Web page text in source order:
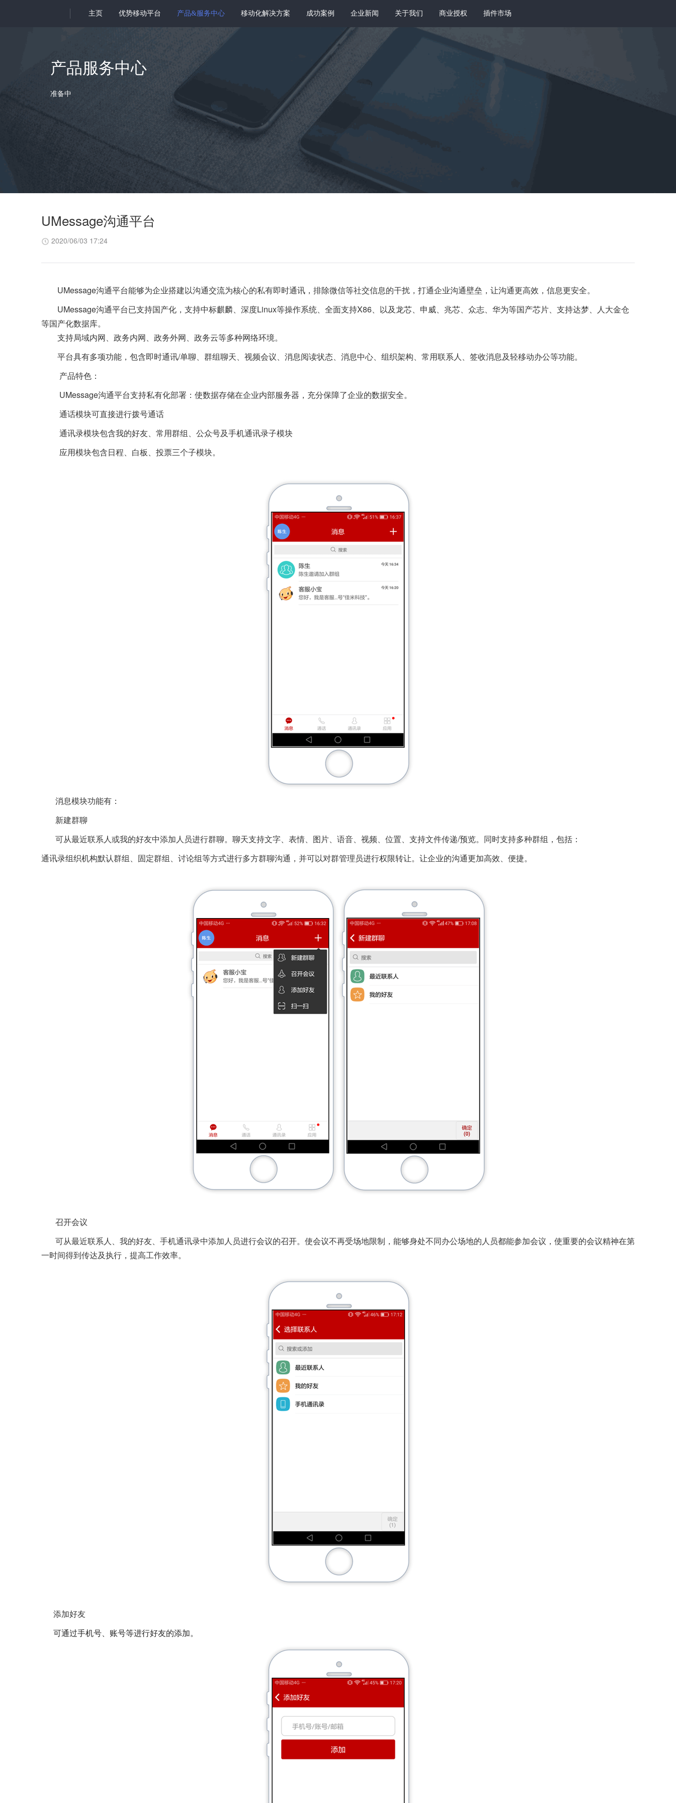
主页 优势移动平台 产品&服务中心 移动化解决方案 成功案例 企业新闻 关于我们 商业授权 插件市场
产品服务中心
准备中
UMessage沟通平台
2020/06/03 17:24
UMessage沟通平台能够为企业搭建以沟通交流为核心的私有即时通讯，排除微信等社交信息的干扰，打通企业沟通壁垒，让沟通更高效，信息更安全。
UMessage沟通平台已支持国产化，支持中标麒麟、深度Linux等操作系统、全面支持X86、以及龙芯、申威、兆芯、众志、华为等国产芯片、支持达梦、人大金仓
等国产化数据库。
支持局域内网、政务内网、政务外网、政务云等多种网络环境。
平台具有多项功能，包含即时通讯/单聊、群组聊天、视频会议、消息阅读状态、消息中心、组织架构、常用联系人、签收消息及轻移动办公等功能。
产品特色：
UMessage沟通平台支持私有化部署：使数据存储在企业内部服务器，充分保障了企业的数据安全。
通话模块可直接进行拨号通话
通讯录模块包含我的好友、常用群组、公众号及手机通讯录子模块
应用模块包含日程、白板、投票三个子模块。
消息模块功能有：
新建群聊
可从最近联系人或我的好友中添加人员进行群聊。聊天支持文字、表情、图片、语音、视频、位置、支持文件传递/预览。同时支持多种群组，包括：
通讯录组织机构默认群组、固定群组、讨论组等方式进行多方群聊沟通，并可以对群管理员进行权限转让。让企业的沟通更加高效、便捷。
召开会议
可从最近联系人、我的好友、手机通讯录中添加人员进行会议的召开。使会议不再受场地限制，能够身处不同办公场地的人员都能参加会议，使重要的会议精神在第
一时间得到传达及执行，提高工作效率。
添加好友
可通过手机号、账号等进行好友的添加。